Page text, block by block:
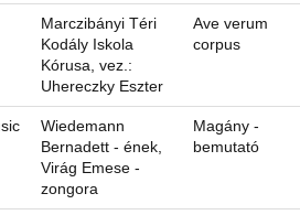
Marczibányi Téri
Kodály Iskola
Kórusa, vez.:
Uhereczky Eszter
Ave verum
corpus
Wiedemann
Bernadett - ének,
Virág Emese -
zongora
Magány -
bemutató